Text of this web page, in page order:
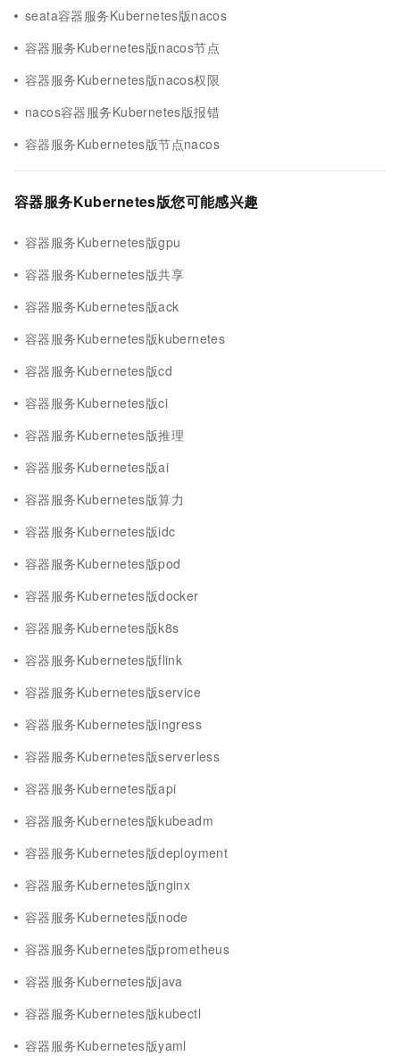
seata容器服务Kubernetes版nacos
容器服务Kubernetes版nacos节点
容器服务Kubernetes版nacos权限
nacos容器服务Kubernetes版报错
容器服务Kubernetes版节点nacos
容器服务Kubernetes版您可能感兴趣
容器服务Kubernetes版gpu
容器服务Kubernetes版共享
容器服务Kubernetes版ack
容器服务Kubernetes版kubernetes
容器服务Kubernetes版cd
容器服务Kubernetes版ci
容器服务Kubernetes版推理
容器服务Kubernetes版ai
容器服务Kubernetes版算力
容器服务Kubernetes版idc
容器服务Kubernetes版pod
容器服务Kubernetes版docker
容器服务Kubernetes版k8s
容器服务Kubernetes版flink
容器服务Kubernetes版service
容器服务Kubernetes版ingress
容器服务Kubernetes版serverless
容器服务Kubernetes版api
容器服务Kubernetes版kubeadm
容器服务Kubernetes版deployment
容器服务Kubernetes版nginx
容器服务Kubernetes版node
容器服务Kubernetes版prometheus
容器服务Kubernetes版java
容器服务Kubernetes版kubectl
容器服务Kubernetes版yaml